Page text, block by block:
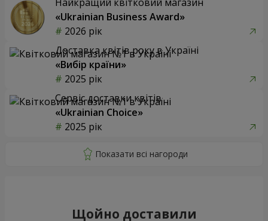
«Ukrainian Business Award»
2026 рік
Доставка квітів року в Україні
«Вибір країни»
2025 рік
Сервіс доставки квітів
«Ukrainian Choice»
2025 рік
Щойно доставили